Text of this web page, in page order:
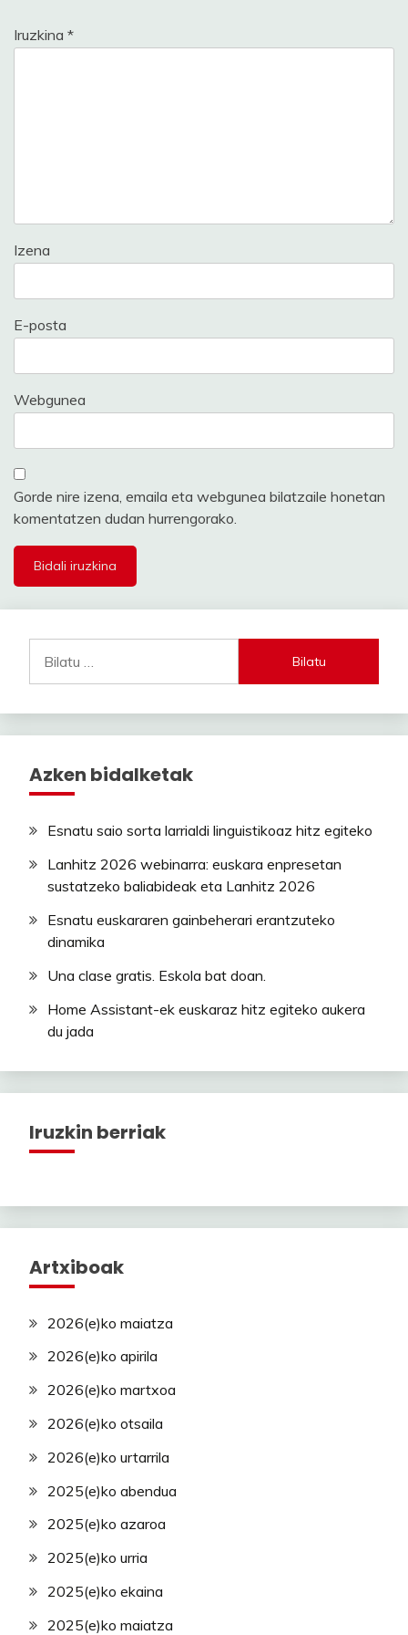
Iruzkina *
Izena
E-posta
Webgunea
Gorde nire izena, emaila eta webgunea bilatzaile honetan
komentatzen dudan hurrengorako.
Azken bidalketak
Esnatu saio sorta larrialdi linguistikoaz hitz egiteko
Lanhitz 2026 webinarra: euskara enpresetan
sustatzeko baliabideak eta Lanhitz 2026
Esnatu euskararen gainbeherari erantzuteko
dinamika
Una clase gratis. Eskola bat doan.
Home Assistant-ek euskaraz hitz egiteko aukera
du jada
Iruzkin berriak
Artxiboak
2026(e)ko maiatza
2026(e)ko apirila
2026(e)ko martxoa
2026(e)ko otsaila
2026(e)ko urtarrila
2025(e)ko abendua
2025(e)ko azaroa
2025(e)ko urria
2025(e)ko ekaina
2025(e)ko maiatza